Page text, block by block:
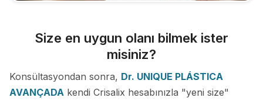
Size en uygun olanı bilmek ister
misiniz?
Konsültasyondan sonra, Dr. UNIQUE PLÁSTICA
AVANÇADA kendi Crisalix hesabınızla "yeni size"